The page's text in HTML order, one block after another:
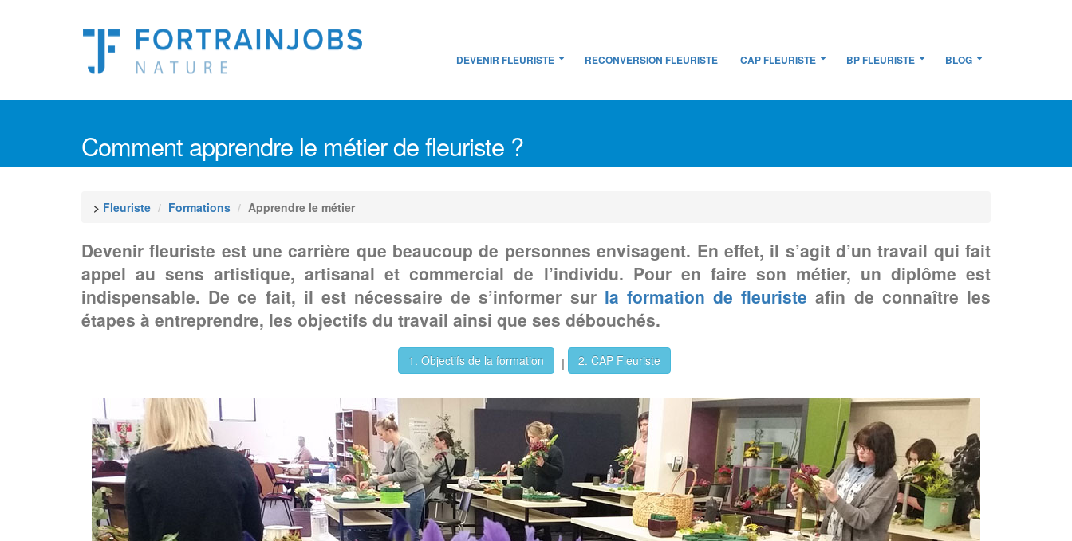
DEVENIR FLEURISTE RECONVERSION FLEURISTE CAP FLEURISTE BP FLEURISTE BLOG
Comment apprendre le métier de fleuriste ?
> Fleuriste Formations Apprendre le métier
Devenir fleuriste est une carrière que beaucoup de personnes envisagent. En effet, il s’agit d’un travail qui fait
appel au sens artistique, artisanal et commercial de l’individu. Pour en faire son métier, un diplôme est
indispensable. De ce fait, il est nécessaire de s’informer sur la formation de fleuriste afin de connaître les
étapes à entreprendre, les objectifs du travail ainsi que ses débouchés.
1. Objectifs de la formation | 2. CAP Fleuriste